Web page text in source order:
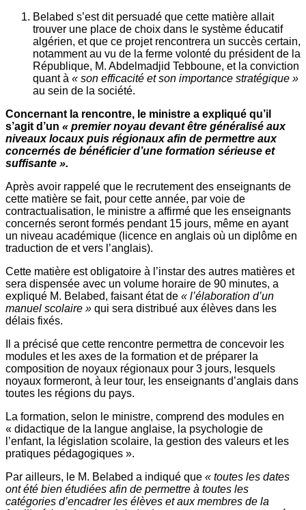
Belabed s’est dit persuadé que cette matière allait
trouver une place de choix dans le système éducatif
algérien, et que ce projet rencontrera un succès certain,
notamment au vu de la ferme volonté du président de la
République, M. Abdelmadjid Tebboune, et la conviction
quant à « son efficacité et son importance stratégique »
au sein de la société.
Concernant la rencontre, le ministre a expliqué qu’il
s’agit d’un « premier noyau devant être généralisé aux
niveaux locaux puis régionaux afin de permettre aux
concernés de bénéficier d’une formation sérieuse et
suffisante ».
Après avoir rappelé que le recrutement des enseignants de
cette matière se fait, pour cette année, par voie de
contractualisation, le ministre a affirmé que les enseignants
concernés seront formés pendant 15 jours, même en ayant
un niveau académique (licence en anglais où un diplôme en
traduction de et vers l’anglais).
Cette matière est obligatoire à l’instar des autres matières et
sera dispensée avec un volume horaire de 90 minutes, a
expliqué M. Belabed, faisant état de « l’élaboration d’un
manuel scolaire » qui sera distribué aux élèves dans les
délais fixés.
Il a précisé que cette rencontre permettra de concevoir les
modules et les axes de la formation et de préparer la
composition de noyaux régionaux pour 3 jours, lesquels
noyaux formeront, à leur tour, les enseignants d’anglais dans
toutes les régions du pays.
La formation, selon le ministre, comprend des modules en
« didactique de la langue anglaise, la psychologie de
l’enfant, la législation scolaire, la gestion des valeurs et les
pratiques pédagogiques ».
Par ailleurs, le M. Belabed a indiqué que « toutes les dates
ont été bien étudiées afin de permettre à toutes les
catégories d’encadrer les élèves et aux membres de la